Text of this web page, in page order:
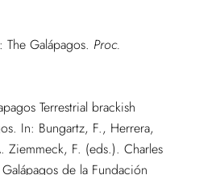
Galápagos. Proc.
Terrestrial brackish
In: Bungartz, F., Herrera,
Ziemmeck, F. (eds.). Charles
de la Fundación